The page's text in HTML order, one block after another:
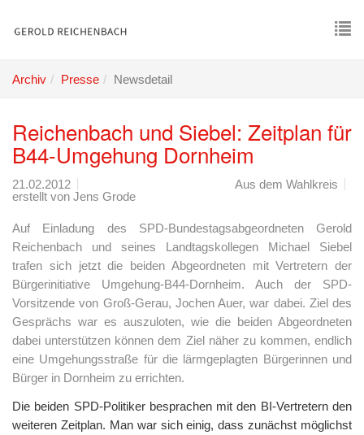
Archiv Presse Newsdetail
Reichenbach und Siebel: Zeitplan für
B44-Umgehung Dornheim
21.02.2012
Aus dem Wahlkreis
erstellt von Jens Grode
Auf Einladung des SPD-Bundestagsabgeordneten Gerold
Reichenbach und seines Landtagskollegen Michael Siebel
trafen sich jetzt die beiden Abgeordneten mit Vertretern der
Bürgerinitiative Umgehung-B44-Dornheim. Auch der SPD-
Vorsitzende von Groß-Gerau, Jochen Auer, war dabei. Ziel des
Gesprächs war es auszuloten, wie die beiden Abgeordneten
dabei unterstützen können dem Ziel näher zu kommen, endlich
eine Umgehungsstraße für die lärmgeplagten Bürgerinnen und
Bürger in Dornheim zu errichten.
Die beiden SPD-Politiker besprachen mit den BI-Vertretern den
weiteren Zeitplan. Man war sich einig, dass zunächst möglichst